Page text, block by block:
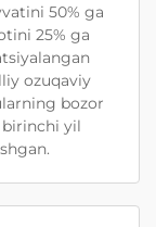
50% ga
25% ga
ozuqaviy
bozor
yil